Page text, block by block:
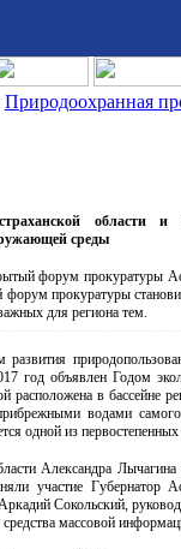
Природоохранная
области и
среды
форум прокуратуры
прокуратуры
для региона тем.
год объявлен Годом
расположена в бассейне
водами
одной из первостепенных
Александра
участие Губернатор
Сокольский,
массовой